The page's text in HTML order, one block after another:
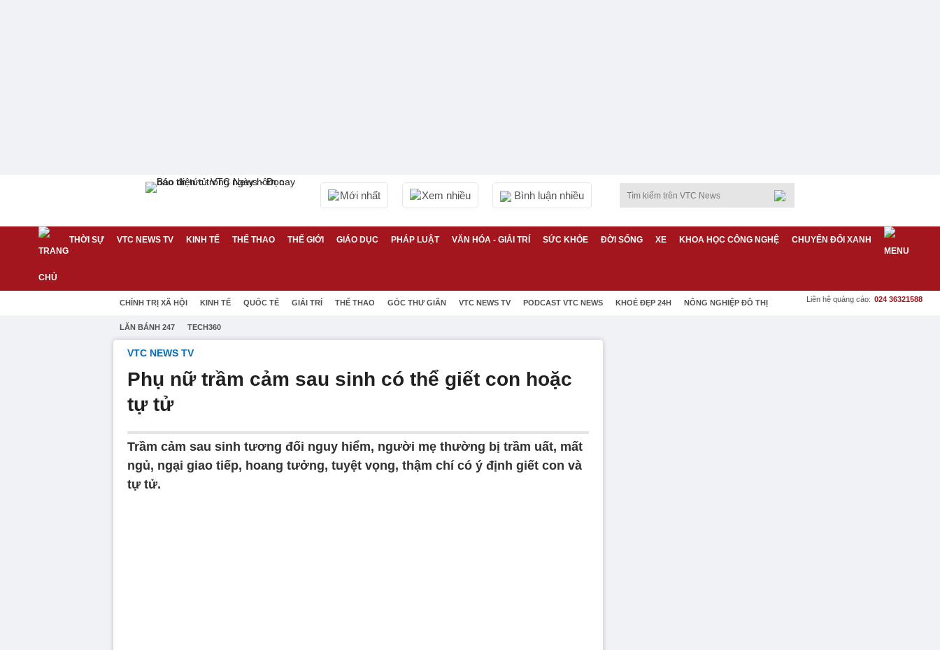
Mới nhất Xem nhiều Bình luận nhiều
THỜI SỰ VTC NEWS TV KINH TẾ THỂ THAO THẾ GIỚI GIÁO DỤC PHÁP LUẬT VĂN HÓA - GIẢI TRÍ SỨC KHỎE ĐỜI SỐNG XE KHOA HỌC CÔNG NGHỆ CHUYỂN ĐỔI XANH
CHÍNH TRỊ XÃ HỘI KINH TẾ QUỐC TẾ GIẢI TRÍ THỂ THAO GÓC THƯ GIÃN VTC NEWS TV PODCAST VTC NEWS KHOẺ ĐẸP 24H NÔNG NGHIỆP ĐÔ THỊ
LĂN BÁNH 247 TECH360
Liên hệ quảng cáo: 024 36321588
VTC NEWS TV
Phụ nữ trầm cảm sau sinh có thể giết con hoặc
tự tử
Trầm cảm sau sinh tương đối nguy hiểm, người mẹ thường bị trầm uất, mất
ngủ, ngại giao tiếp, hoang tưởng, tuyệt vọng, thậm chí có ý định giết con và
tự tử.